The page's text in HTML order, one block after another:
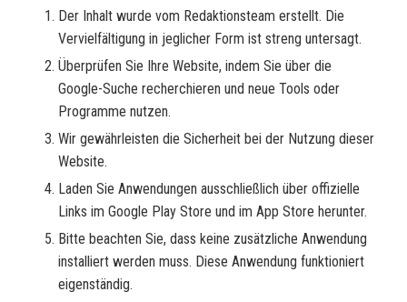
Der Inhalt wurde vom Redaktionsteam erstellt. Die
Vervielfältigung in jeglicher Form ist streng untersagt.
Überprüfen Sie Ihre Website, indem Sie über die
Google-Suche recherchieren und neue Tools oder
Programme nutzen.
Wir gewährleisten die Sicherheit bei der Nutzung dieser
Website.
Laden Sie Anwendungen ausschließlich über offizielle
Links im Google Play Store und im App Store herunter.
Bitte beachten Sie, dass keine zusätzliche Anwendung
installiert werden muss. Diese Anwendung funktioniert
eigenständig.